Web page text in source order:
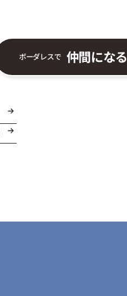
ボーダレスで 仲間になる